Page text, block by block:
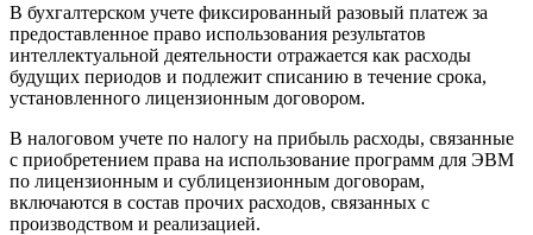
В бухгалтерском учете фиксированный разовый платеж за
предоставленное право использования результатов
интеллектуальной деятельности отражается как расходы
будущих периодов и подлежит списанию в течение срока,
установленного лицензионным договором.
В налоговом учете по налогу на прибыль расходы, связанные
с приобретением права на использование программ для ЭВМ
по лицензионным и сублицензионным договорам,
включаются в состав прочих расходов, связанных с
производством и реализацией.